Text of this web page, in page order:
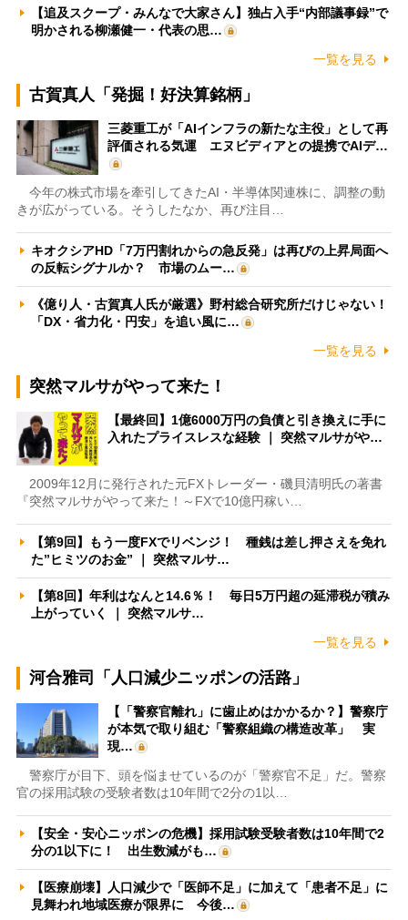
【追及スクープ・みんなで大家さん】独占入手“内部議事録”で
明かされる柳瀬健一・代表の思…
一覧を見る
古賀真人「発掘！好決算銘柄」
三菱重工が「AIインフラの新たな主役」として再
評価される気運 エヌビディアとの提携でAIデ…
今年の株式市場を牽引してきたAI・半導体関連株に、調整の動
きが広がっている。そうしたなか、再び注目…
キオクシアHD「7万円割れからの急反発」は再びの上昇局面へ
の反転シグナルか？ 市場のムー…
《億り人・古賀真人氏が厳選》野村総合研究所だけじゃない！
「DX・省力化・円安」を追い風に…
一覧を見る
突然マルサがやって来た！
【最終回】1億6000万円の負債と引き換えに手に
入れたプライスレスな経験 ｜ 突然マルサがや…
2009年12月に発行された元FXトレーダー・磯貝清明氏の著書
『突然マルサがやって来た！～FXで10億円稼い…
【第9回】もう一度FXでリベンジ！ 種銭は差し押さえを免れ
た”ヒミツのお金” ｜ 突然マルサ…
【第8回】年利はなんと14.6％！ 毎日5万円超の延滞税が積み
上がっていく ｜ 突然マルサ…
一覧を見る
河合雅司「人口減少ニッポンの活路」
【「警察官離れ」に歯止めはかかるか？】警察庁
が本気で取り組む「警察組織の構造改革」 実
現…
警察庁が目下、頭を悩ませているのが「警察官不足」だ。警察
官の採用試験の受験者数は10年間で2分の1以…
【安全・安心ニッポンの危機】採用試験受験者数は10年間で2
分の1以下に！ 出生数減がも…
【医療崩壊】人口減少で「医師不足」に加えて「患者不足」に
見舞われ地域医療が限界に 今後…